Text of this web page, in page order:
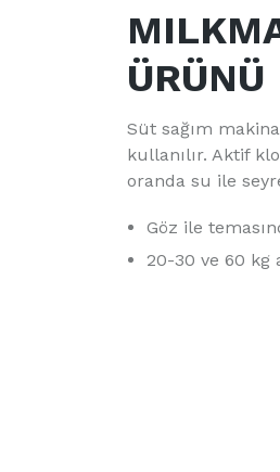
ÜRÜNÜ
Süt sağım
kullanılır. Aktif
oranda su ile
Göz ile
20-30 ve 60 kg